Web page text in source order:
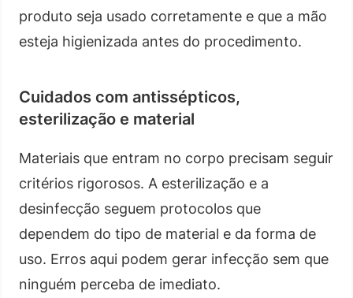
produto seja usado corretamente e que a mão
esteja higienizada antes do procedimento.
Cuidados com antissépticos,
esterilização e material
Materiais que entram no corpo precisam seguir
critérios rigorosos. A esterilização e a
desinfecção seguem protocolos que
dependem do tipo de material e da forma de
uso. Erros aqui podem gerar infecção sem que
ninguém perceba de imediato.